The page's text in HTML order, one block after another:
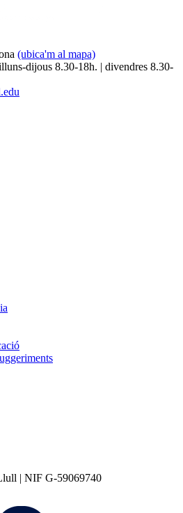
(ubica'm al mapa)
dijous 8.30-18h. | divendres 8.30-
| NIF G-59069740